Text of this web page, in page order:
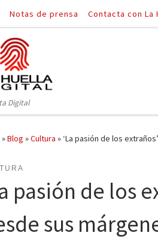
Notas de prensa Contacta con La
Digital
»Blog »Cultura » ‘La pasión de los
pasión de los
sus